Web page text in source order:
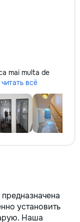
mai multa de
читать всё
установить
Наша